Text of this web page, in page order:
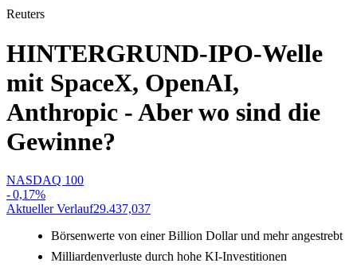
Reuters
HINTERGRUND-IPO-Welle
mit SpaceX, OpenAI,
Anthropic - Aber wo sind die
Gewinne?
NASDAQ 100
-0,17%
Aktueller Verlauf29.437,037
Börsenwerte von einer Billion Dollar und mehr angestrebt
Milliardenverluste durch hohe KI-Investitionen